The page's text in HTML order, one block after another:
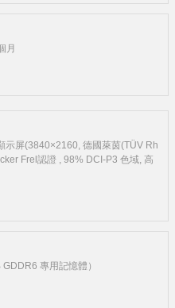
月
示屏(3840×2160, 德國萊茵(TÜV Rh
Frel認證 , 98% DCI-P3 色域, 高
專用記憶體）